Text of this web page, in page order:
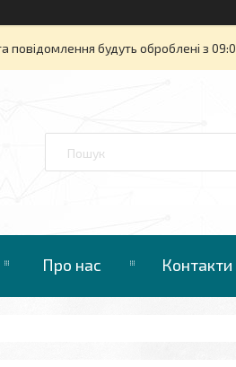
повідомлення будуть оброблені з
Про нас Контакти